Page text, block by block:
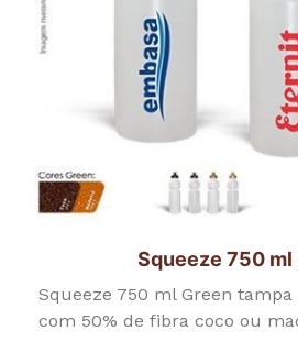
Squeeze 750 ml
Squeeze 750 ml Green
com 50% de fibra coco ou